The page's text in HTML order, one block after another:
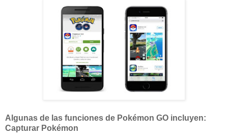
Algunas de las funciones de Pokémon GO incluyen:
Capturar Pokémon